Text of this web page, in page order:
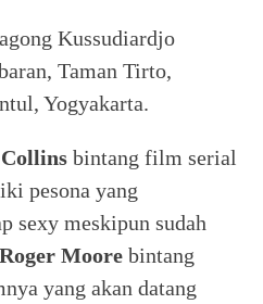
Kussudiardjo
Taman Tirto,
Yogyakarta.
bintang film serial
pesona yang
sexy meskipun sudah
Roger Moore bintang
yang akan datang